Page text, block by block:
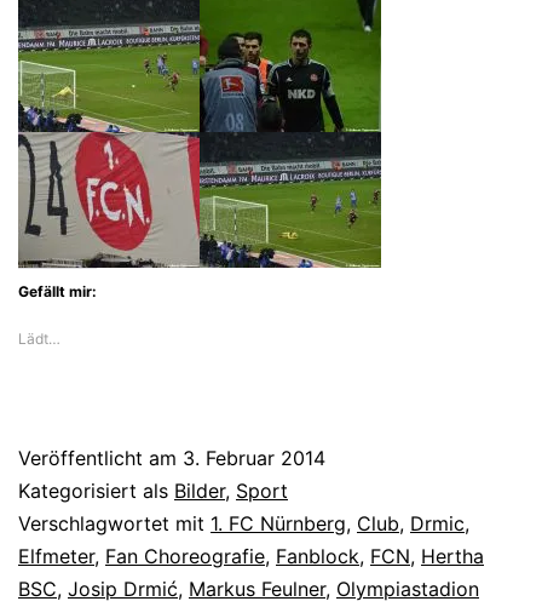
Gefällt mir:
Lädt…
Veröffentlicht am 3. Februar 2014
Kategorisiert als Bilder, Sport
Verschlagwortet mit 1. FC Nürnberg, Club, Drmic,
Elfmeter, Fan Choreografie, Fanblock, FCN, Hertha
BSC, Josip Drmić, Markus Feulner, Olympiastadion